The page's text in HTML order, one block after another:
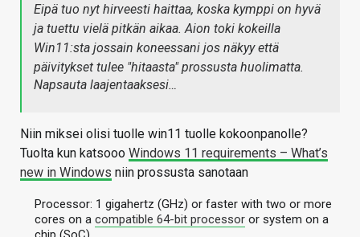
Eipä tuo nyt hirveesti haittaa, koska kymppi on hyvä
ja tuettu vielä pitkän aikaa. Aion toki kokeilla
Win11:sta jossain koneessani jos näkyy että
päivitykset tulee "hitaasta" prossusta huolimatta.
Napsauta laajentaaksesi…
Niin miksei olisi tuolle win11 tuolle kokoonpanolle?
Tuolta kun katsooo Windows 11 requirements – What’s
new in Windows niin prossusta sanotaan
Processor: 1 gigahertz (GHz) or faster with two or more
cores on a compatible 64-bit processor or system on a